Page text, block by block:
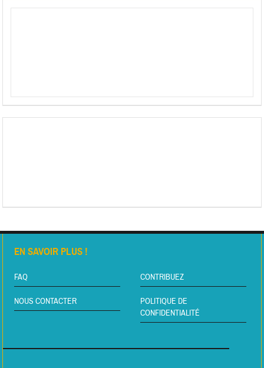
EN SAVOIR PLUS !
FAQ CONTRIBUEZ
NOUS CONTACTER
POLITIQUE DE
CONFIDENTIALITÉ